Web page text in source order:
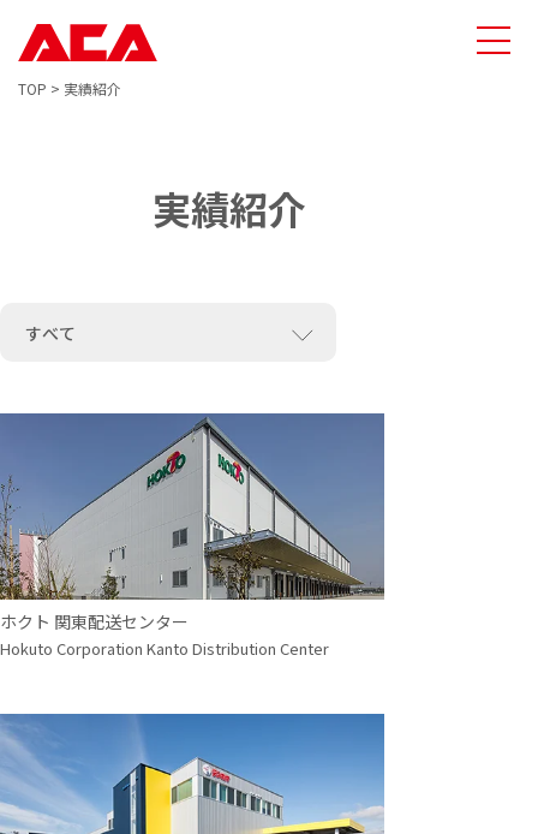
TOP > 実績紹介
実績紹介
ホクト 関東配送センター
Hokuto Corporation Kanto Distribution Center